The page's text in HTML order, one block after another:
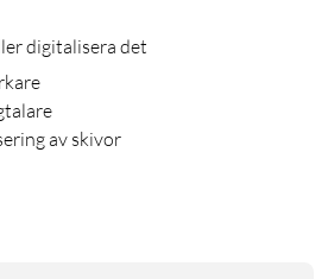
digitalisera det
av skivor